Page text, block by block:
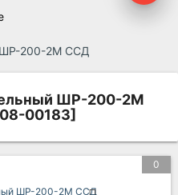
ШР-200-2М ССД
ШР-200-2М
00183]
0